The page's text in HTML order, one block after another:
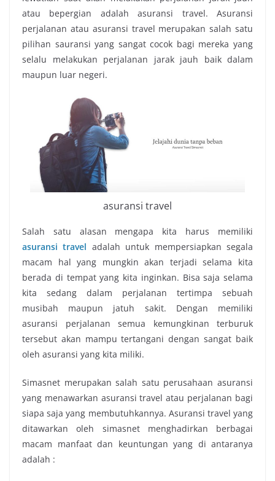
atau bepergian adalahasuransi travel. Asuransi
perjalanan atau asuransi travel merupakan salah satu
pilihan sauransi yang sangat cocok bagi mereka yang
selalu melakukan perjalanan jarak jauh baik dalam
maupun luar negeri.
asuransi travel
Salah satu alasan mengapa kita harus memiliki
asuransi travel adalah untuk mempersiapkan segala
macam hal yang mungkin akan terjadi selama kita
berada di tempat yang kita inginkan. Bisa saja selama
kita sedang dalam perjalanan tertimpa sebuah
musibah maupun jatuh sakit. Dengan memiliki
asuransi perjalanan semua kemungkinan terburuk
tersebut akan mampu tertangani dengan sangat baik
oleh asuransi yang kita miliki.
Simasnet merupakan salah satu perusahaan asuransi
yang menawarkan asuransi travel atau perjalanan bagi
siapa saja yang membutuhkannya. Asuransi travel yang
ditawarkan oleh simasnet menghadirkan berbagai
macam manfaat dan keuntungan yang di antaranya
adalah :